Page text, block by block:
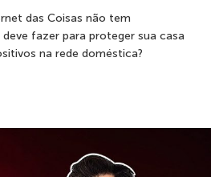
das Coisas não tem
fazer para proteger sua casa
na rede doméstica?